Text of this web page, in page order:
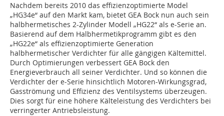
Nachdem bereits 2010 das effizienzoptimierte Model
„HG34e“ auf den Markt kam, bietet GEA Bock nun auch sein
halbhermetisches 2-Zylinder Modell „HG22“ als e-Serie an.
Basierend auf dem Halbhermetikprogramm gibt es den
„HG22e“ als effizienzoptimierte Generation
halbhermetischer Verdichter für alle gängigen Kältemittel.
Durch Optimierungen verbessert GEA Bock den
Energieverbrauch all seiner Verdichter. Und so können die
Verdichter der e-Serie hinsichtlich Motoren-Wirkungsgrad,
Gasströmung und Effizienz des Ventilsystems überzeugen.
Dies sorgt für eine höhere Kälteleistung des Verdichters bei
verringerter Antriebsleistung.